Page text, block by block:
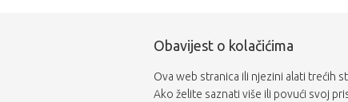
Obavijest o kolačićima
Ova web stranica ili njezini alati trećih
Ako želite saznati više ili povući svoj